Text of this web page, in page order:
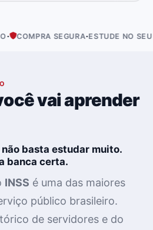
SEGURA·ESTUDE NO SEU RITMO·
vai aprender
não basta estudar muito.
banca certa.
INSS é uma das maiores
público brasileiro.
de servidores e do